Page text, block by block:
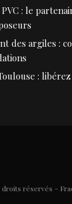
: le
des argiles :
:
droits réservés -